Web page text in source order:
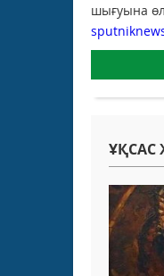
шығуына
ҰҚСАС